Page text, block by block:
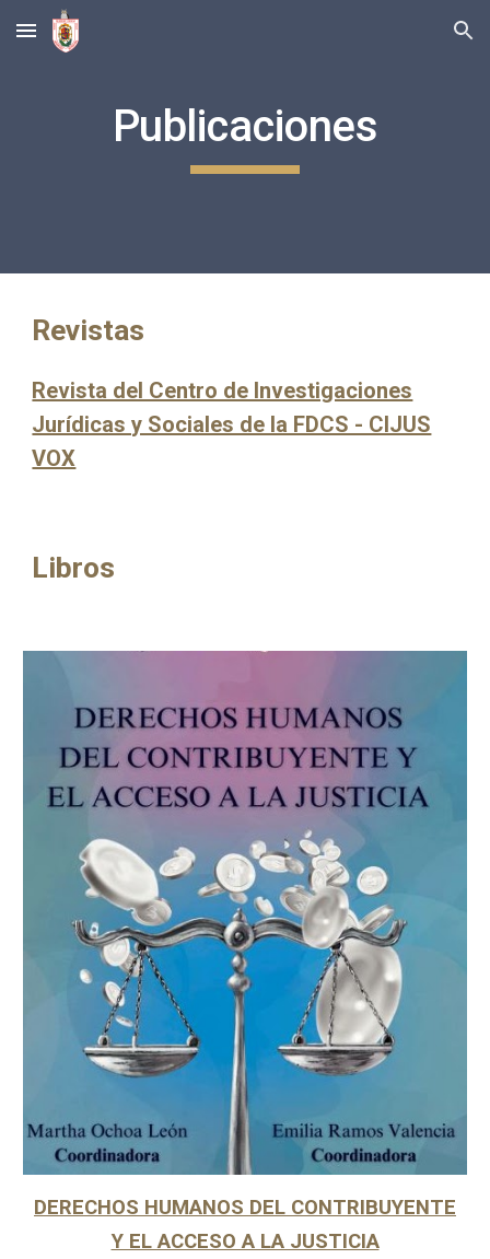
Skip to main content Skip to navigation
Publicaciones
Revistas
Revista del Centro de Investigaciones
Jurídicas y Sociales de la FDCS - CIJUS
VOX
Libros
DERECHOS HUMANOS DEL CONTRIBUYENTE
Y EL ACCESO A LA JUSTICIA